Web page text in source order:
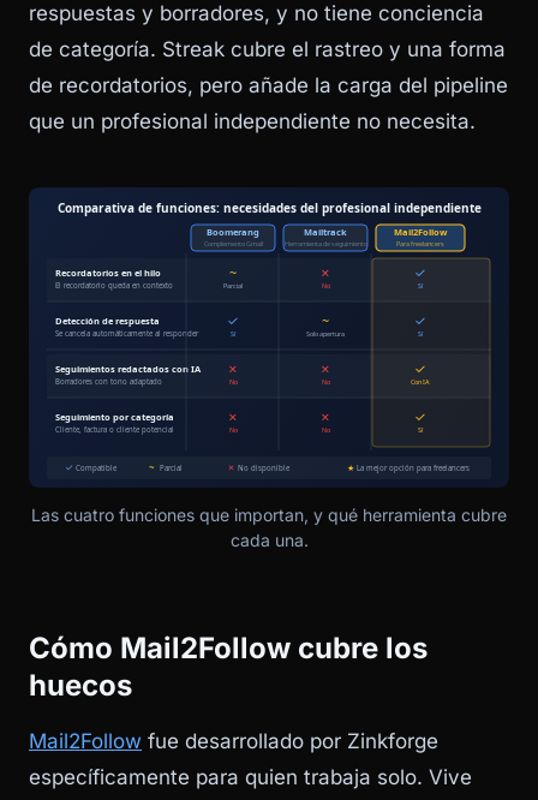
respuestas y borradores, y no tiene conciencia
de categoría. Streak cubre el rastreo y una forma
de recordatorios, pero añade la carga del pipeline
que un profesional independiente no necesita.
Las cuatro funciones que importan, y qué herramienta cubre
cada una.
Cómo Mail2Follow cubre los
huecos
Mail2Follow fue desarrollado por Zinkforge
específicamente para quien trabaja solo. Vive